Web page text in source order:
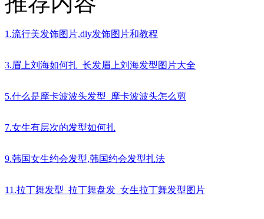
1.流行美发饰图片,diy发饰图片和教程
3.眉上刘海如何扎_长发眉上刘海发型图片大全
5.什么是摩卡波波头发型_摩卡波波头怎么剪
7.女生有层次的发型如何扎
9.韩国女生约会发型,韩国约会发型扎法
11.拉丁舞发型_拉丁舞盘发_女生拉丁舞发型图片